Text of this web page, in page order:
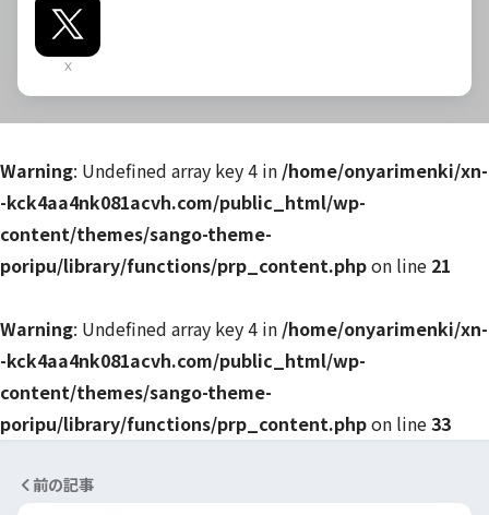
X
Warning: Undefined array key 4 in /home/onyarimenki/xn-
-kck4aa4nk081acvh.com/public_html/wp-
content/themes/sango-theme-
poripu/library/functions/prp_content.phpon line 21
Warning: Undefined array key 4 in /home/onyarimenki/xn-
-kck4aa4nk081acvh.com/public_html/wp-
content/themes/sango-theme-
poripu/library/functions/prp_content.phpon line33
前の記事